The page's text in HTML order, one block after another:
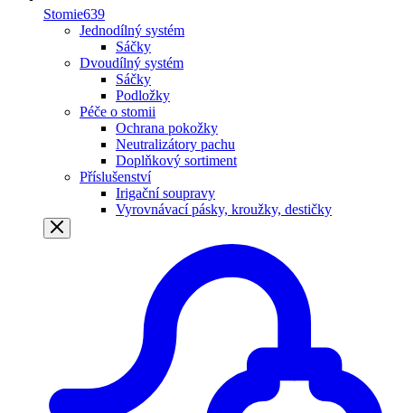
Stomie639
Jednodílný systém
Sáčky
Dvoudílný systém
Sáčky
Podložky
Péče o stomii
Ochrana pokožky
Neutralizátory pachu
Doplňkový sortiment
Příslušenství
Irigační soupravy
Vyrovnávací pásky, kroužky, destičky